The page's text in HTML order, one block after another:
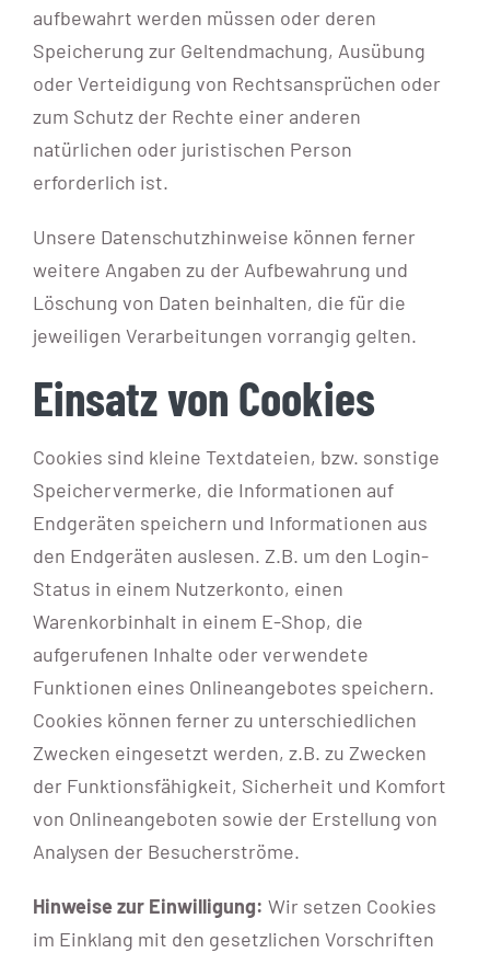
aufbewahrt werden müssen oder deren
Speicherung zur Geltendmachung, Ausübung
oder Verteidigung von Rechtsansprüchen oder
zum Schutz der Rechte einer anderen
natürlichen oder juristischen Person
erforderlich ist.
Unsere Datenschutzhinweise können ferner
weitere Angaben zu der Aufbewahrung und
Löschung von Daten beinhalten, die für die
jeweiligen Verarbeitungen vorrangig gelten.
Einsatz von Cookies
Cookies sind kleine Textdateien, bzw. sonstige
Speichervermerke, die Informationen auf
Endgeräten speichern und Informationen aus
den Endgeräten auslesen. Z.B. um den Login-
Status in einem Nutzerkonto, einen
Warenkorbinhalt in einem E-Shop, die
aufgerufenen Inhalte oder verwendete
Funktionen eines Onlineangebotes speichern.
Cookies können ferner zu unterschiedlichen
Zwecken eingesetzt werden, z.B. zu Zwecken
der Funktionsfähigkeit, Sicherheit und Komfort
von Onlineangeboten sowie der Erstellung von
Analysen der Besucherströme.
Hinweise zur Einwilligung: Wir setzen Cookies
im Einklang mit den gesetzlichen Vorschriften